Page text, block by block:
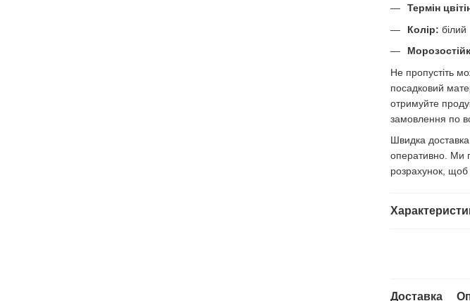
Термін
Колір: білий
Не пропустіть
посадковий
отримуйте
замовлення по
Швидка
оперативно. Ми
розрахунок,
Доставка